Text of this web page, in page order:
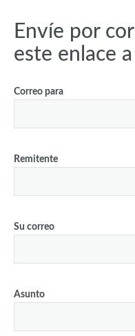
Envíe por
este enlace
Correo para
Remitente
Su correo
Asunto